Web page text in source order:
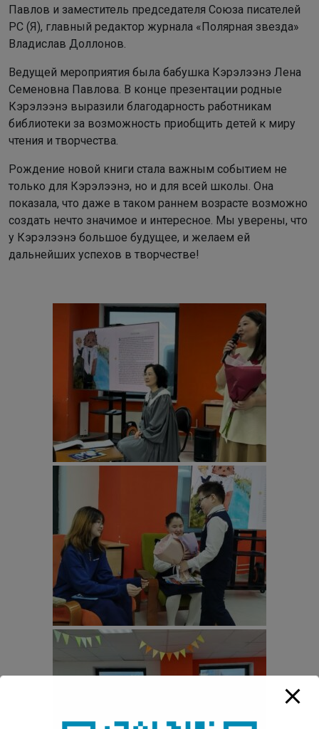
Павлов и заместитель председателя Союза писателей
РС (Я), главный редактор журнала «Полярная звезда»
Владислав Доллонов.
Ведущей мероприятия была бабушка Кэрэлээнэ Лена
Семеновна Павлова. В конце презентации родные
Кэрэлээнэ выразили благодарность работникам
библиотеки за возможность приобщить детей к миру
чтения и творчества.
Рождение новой книги стала важным событием не
только для Кэрэлээнэ, но и для всей школы. Она
показала, что даже в таком раннем возрасте возможно
создать нечто значимое и интересное. Мы уверены, что
у Кэрэлээнэ большое будущее, и желаем ей
дальнейших успехов в творчестве!